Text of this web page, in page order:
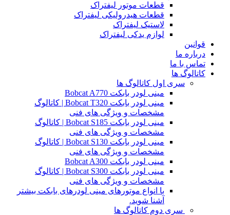
قطعات موتور لیفتراک
قطعات هیدرولیکی لیفتراک
لاستیک لیفتراک
لوازم یدکی لیفتراک
قوانین
درباره ما
تماس با ما
کاتالوگ ها
سری اول کاتالوگ ها
مینی لودر بابکت Bobcat A770
مینی لودر بابکت Bobcat T320 | کاتالوگ
مشخصات و ویژگی های فنی
مینی لودر بابکت Bobcat S185 | کاتالوگ
مشخصات و ویژگی های فنی
مینی لودر بابکت Bobcat S130 | کاتالوگ
مشخصات و ویژگی های فنی
مینی لودر بابکت Bobcat A300
مینی لودر بابکت Bobcat S300 | کاتالوگ
مشخصات و ویژگی های فنی
با انواع موتورهای مینی لودرهای بابکت بیشتر
آشنا شوید.
سری دوم کاتالوگ ها